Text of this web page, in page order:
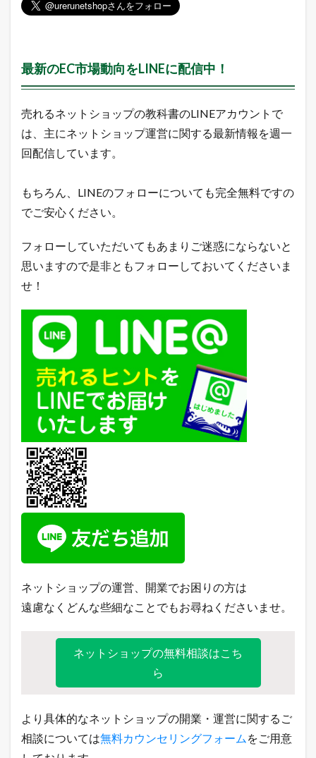
Q
0
れ
ラ
ン
ン
最新のEC市場動向をLINEに配信中！
売れるネットショップの教科書のLINEアカウントで
は、主にネットショップ運営に関する最新情報を週一
回配信しています。
もちろん、LINEのフォローについても完全無料ですの
でご安心ください。
フォローしていただいてもあまりご迷惑にならないと
思いますので是非ともフォローしておいてくださいま
せ！
ネットショップの運営、開業でお困りの方は
遠慮なくどんな些細なことでもお尋ねくださいませ。
ネットショップの無料相談はこち
ら
より具体的なネットショップの開業・運営に関するご
相談については無料カウンセリングフォーム をご用意